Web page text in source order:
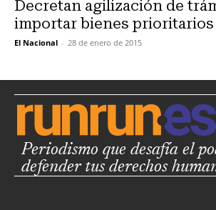
Decretan agilización de
importar bienes prioritarios
El Nacional - 28 de enero de 2015
Periodismo que desafía el
defender tus derechos